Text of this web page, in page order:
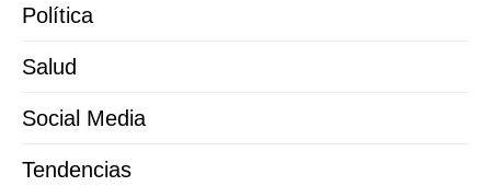
Política
Salud
Social Media
Tendencias